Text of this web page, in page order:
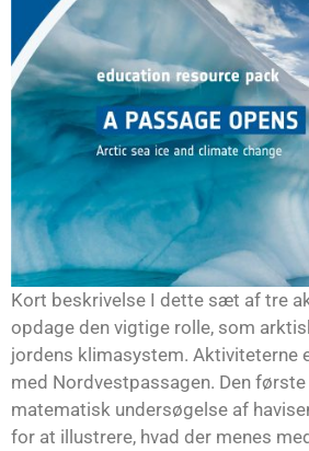
Kort beskrivelse I dette sæt af tre
opdage den vigtige rolle, som
jordens klimasystem. Aktiviteterne
med Nordvestpassagen. Den
matematisk undersøgelse af
for at illustrere, hvad der menes